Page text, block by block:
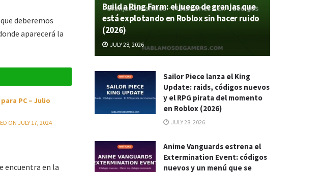
deberemos
aparecerá la
PC – Julio
ON JULY 17, 2024
encuentra en la
Build a Ring Farm: el juego de granjas que
está explotando en Roblox sin hacer ruido
(2026)
JULY 28, 2026
Sailor Piece lanza el King
Update: raids, códigos nuevos
y el RPG pirata del momento
en Roblox (2026)
JULY 28, 2026
Anime Vanguards estrena el
Extermination Event: códigos
nuevos y un menú que se